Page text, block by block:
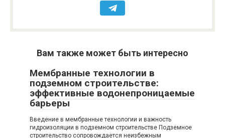
Вам также может быть интересно
Мембранные технологии в
подземном строительстве:
эффективные водонепроницаемые
барьеры
Введение в мембранные технологии и важность
гидроизоляции в подземном строительстве Подземное
строительство сопровождается неизбежным